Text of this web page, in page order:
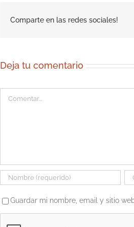
Comparte en las redes sociales!
Deja tu comentario
Guardar mi nombre, email y sitio